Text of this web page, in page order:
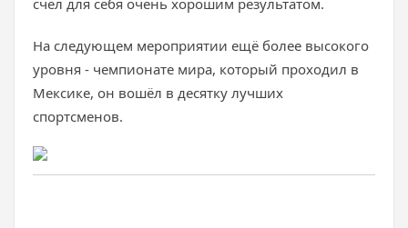
счёл для себя очень хорошим результатом.
На следующем мероприятии ещё более высокого
уровня - чемпионате мира, который проходил в
Мексике, он вошёл в десятку лучших
спортсменов.